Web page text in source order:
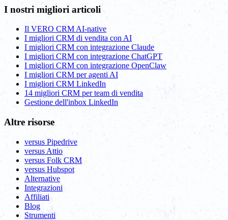
I nostri migliori articoli
Il VERO CRM AI-native
I migliori CRM di vendita con AI
I migliori CRM con integrazione Claude
I migliori CRM con integrazione ChatGPT
I migliori CRM con integrazione OpenClaw
I migliori CRM per agenti AI
I migliori CRM LinkedIn
14 migliori CRM per team di vendita
Gestione dell'inbox LinkedIn
Altre risorse
versus Pipedrive
versus Attio
versus Folk CRM
versus Hubspot
Alternative
Integrazioni
Affiliati
Blog
Strumenti